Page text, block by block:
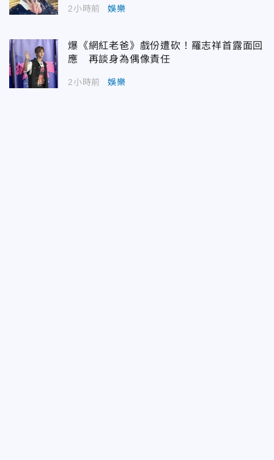
2小時前 娛樂
爆《網紅老爸》戲份遭砍！羅志祥首露面回
應 再談身為偶像責任
2小時前 娛樂